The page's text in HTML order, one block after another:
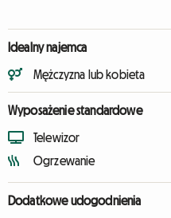
Idealny najemca
Mężczyzna lub kobieta
Wyposażenie standardowe
Telewizor
Ogrzewanie
Dodatkowe udogodnienia